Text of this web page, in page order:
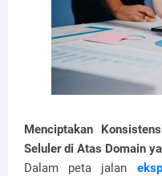
Menciptakan
Seluler di Atas Domain
Dalam peta jalan